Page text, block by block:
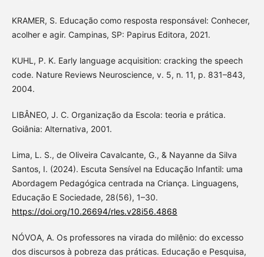
KRAMER, S. Educação como resposta responsável: Conhecer,
acolher e agir. Campinas, SP: Papirus Editora, 2021.
KUHL, P. K. Early language acquisition: cracking the speech
code. Nature Reviews Neuroscience, v. 5, n. 11, p. 831–843,
2004.
LIBÂNEO, J. C. Organização da Escola: teoria e prática.
Goiânia: Alternativa, 2001.
Lima, L. S., de Oliveira Cavalcante, G., & Nayanne da Silva
Santos, I. (2024). Escuta Sensível na Educação Infantil: uma
Abordagem Pedagógica centrada na Criança. Linguagens,
Educação E Sociedade, 28(56), 1–30.
https://doi.org/10.26694/rles.v28i56.4868
NÓVOA, A. Os professores na virada do milênio: do excesso
dos discursos à pobreza das práticas. Educação e Pesquisa,